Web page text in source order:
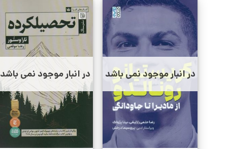
در انبار موجود نمی باشد در انبار موجود نمی باشد